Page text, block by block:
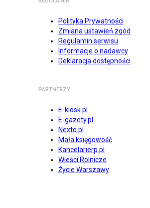
Polityka Prywatności
Zmiana ustawień zgód
Regulamin serwisu
Informacje o nadawcy
Deklaracja dostępności
PARTNERZY
E-kiosk.pl
E-gazety.pl
Nexto.pl
Mała księgowość
Kancelarierp.pl
Wieści Rolnicze
Życie Warszawy